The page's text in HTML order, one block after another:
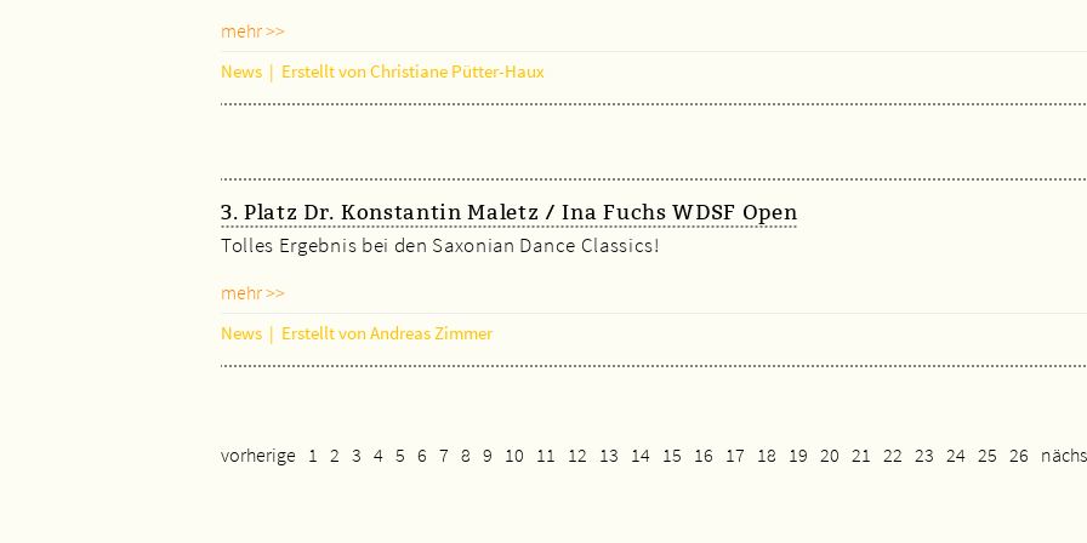
mehr >>
News | Erstellt von Christiane Pütter-Haux
3. Platz Dr. Konstantin Maletz / Ina Fuchs WDSF Open
Tolles Ergebnis bei den Saxonian Dance Classics!
mehr >>
News | Erstellt von Andreas Zimmer
vorherige 1 2 3 4 5 6 7 8 9 10 11 12 13 14 15 16 17 18 19 20 21 22 23 24 25 26